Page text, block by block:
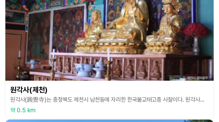
원각사(제천)
원각사(圓覺寺)는 충청북도 제천시 남천동에 자리한 한국불교태고종 사찰이다. 원각사는 사찰의 이름처럼 깨달음을 찾는 곳이다. 대로변에 위치하지만 높은 축대가 더없는 가람의 테두리가 되며, 아래로 보이는 독송정산과 교동시가지는 관음보살의 자비를 받으려는 중생들의 터전이 된다. 불교의 불모지인 제천 지역에 관음의 터전이 생긴 것은 지암당 영지스님의 불심이 컸던 결과이다. 원각사는 1936년에 영하(永河)스님에 의해 창건되었다. 남천동의 전통사찰로 터를 마련하
약 0.5 km